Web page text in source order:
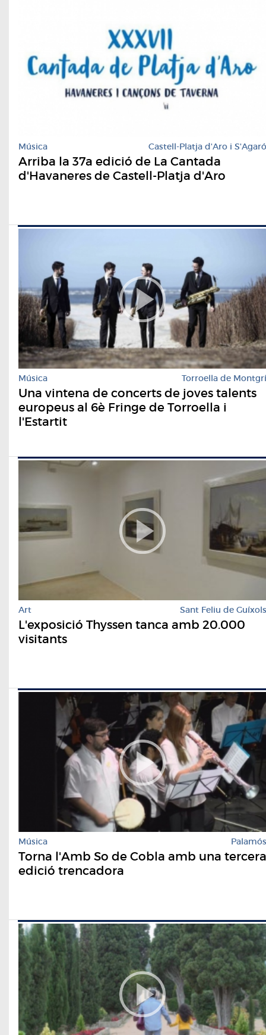
Música Castell-Platja d'Aro i S'Agaró
Arriba la 37a edició de La Cantada
d'Havaneres de Castell-Platja d'Aro
Música Torroella de Montgrí
Una vintena de concerts de joves talents
europeus al 6è Fringe de Torroella i
l'Estartit
Art Sant Feliu de Guíxols
L'exposició Thyssen tanca amb 20.000
visitants
Música Palamós
Torna l'Amb So de Cobla amb una tercera
edició trencadora